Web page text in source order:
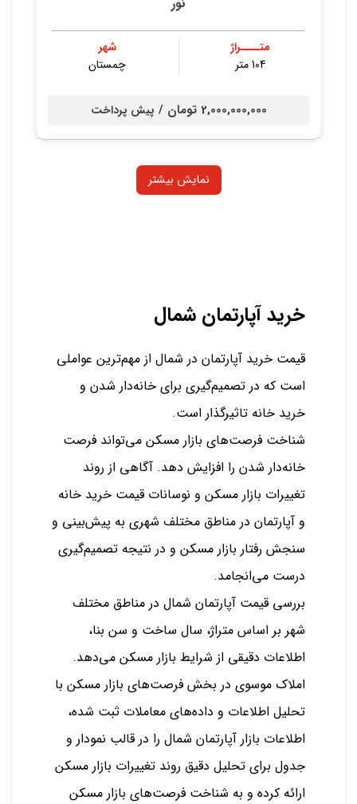
متــــراژ
104 متر
شهر
چمستان
2,000,000,000 تومان / پیش پرداخت
نمایش بیشتر
خرید آپارتمان شمال
قیمت خرید آپارتمان در شمال از مهم‌ترین عواملی
است که در تصمیم‌گیری برای خانه‌دار شدن و
خرید خانه تاثیرگذار است.
شناخت فرصت‌های بازار مسکن می‌تواند فرصت
خانه‌دار شدن را افزایش دهد. آگاهی از روند
تغییرات بازار مسکن و نوسانات قیمت خرید خانه
و آپارتمان در مناطق مختلف شهری به پیش‌بینی و
سنجش رفتار بازار مسکن و در نتیجه تصمیم‌گیری
درست می‌انجامد.
بررسی قیمت آپارتمان شمال در مناطق مختلف
شهر بر اساس متراژ، سال ساخت و سن بنا،
اطلاعات دقیقی از شرایط بازار مسکن می‌دهد.
املاک موسوی در بخش فرصت‌های بازار مسکن با
تحلیل اطلاعات و داده‌های معاملات ثبت شده،
اطلاعات بازار آپارتمان شمال را در قالب نمودار و
جدول برای تحلیل دقیق روند تغییرات بازار مسکن
ارائه کرده و به شناخت فرصت‌های بازار مسکن